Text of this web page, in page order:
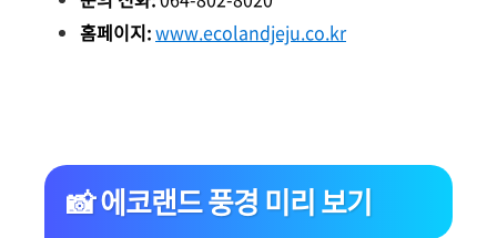
홈페이지:www.ecolandjeju.co.kr
📸 에코랜드 풍경 미리 보기